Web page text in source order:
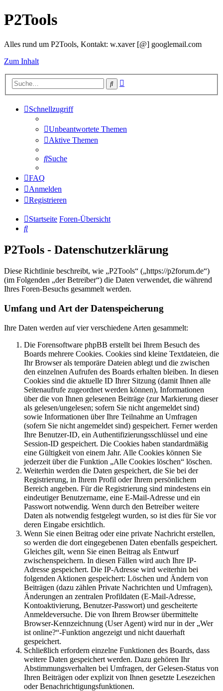
P2Tools
Alles rund um P2Tools, Kontakt: w.xaver [@] googlemail.com
Zum Inhalt
Suche
Schnellzugriff
Unbeantwortete Themen
Aktive Themen
Suche
FAQ
Anmelden
Registrieren
Startseite Foren-Übersicht
Suche
P2Tools - Datenschutzerklärung
Diese Richtlinie beschreibt, wie „P2Tools“ („https://p2forum.de“)
(im Folgenden „der Betreiber“) die Daten verwendet, die während
Ihres Foren-Besuchs gesammelt werden.
Umfang und Art der Datenspeicherung
Ihre Daten werden auf vier verschiedene Arten gesammelt:
Die Forensoftware phpBB erstellt bei Ihrem Besuch des
Boards mehrere Cookies. Cookies sind kleine Textdateien, die
Ihr Browser als temporäre Dateien ablegt und die zwischen
den einzelnen Aufrufen des Boards erhalten bleiben. In diesen
Cookies sind die aktuelle ID Ihrer Sitzung (damit Ihnen alle
Seitenaufrufe zugeordnet werden können), Informationen
über die von Ihnen gelesenen Beiträge (zur Markierung dieser
als gelesen/ungelesen; sofern Sie nicht angemeldet sind)
sowie Informationen über Ihre Teilnahme an Umfragen
(sofern Sie nicht angemeldet sind) gespeichert. Ferner werden
Ihre Benutzer-ID, ein Authentifizierungsschlüssel und eine
Session-ID gespeichert. Die Cookies haben standardmäßig
eine Gültigkeit von einem Jahr. Alle Cookies können Sie
jederzeit über die Funktion „Alle Cookies löschen“ löschen.
Weiterhin werden die Daten gespeichert, die Sie bei der
Registrierung, in Ihrem Profil oder Ihrem persönlichem
Bereich angeben. Für die Registrierung sind mindestens ein
eindeutiger Benutzername, eine E-Mail-Adresse und ein
Passwort notwendig. Wenn durch den Betreiber weitere
Daten als notwendig festgelegt wurden, so ist dies für Sie vor
deren Eingabe ersichtlich.
Wenn Sie einen Beitrag oder eine private Nachricht erstellen,
so werden die dort eingegebenen Daten ebenfalls gespeichert.
Gleiches gilt, wenn Sie einen Beitrag als Entwurf
zwischenspeichern. In diesen Fällen wird auch Ihre IP-
Adresse gespeichert. Die IP-Adresse wird weiterhin bei
folgenden Aktionen gespeichert: Löschen und Ändern von
Beiträgen (dazu zählen Private Nachrichten und Umfragen),
Änderungen an zentralen Profildaten (E-Mail-Adresse,
Kontoaktivierung, Benutzer-Passwort) und gescheiterte
Anmeldeversuche. Die von Ihrem Browser übermittelte
Browser-Kennzeichnung (User Agent) wird nur in der „Wer
ist online?“-Funktion angezeigt und nicht dauerhaft
gespeichert.
Schließlich erfordern einzelne Funktionen des Boards, dass
weitere Daten gespeichert werden. Dazu gehören Ihr
Abstimmungsverhalten bei Umfragen, der Gelesen-Status von
Ihren Beiträgen oder explizit von Ihnen gesetzte Lesezeichen
oder Benachrichtigungsfunktionen.